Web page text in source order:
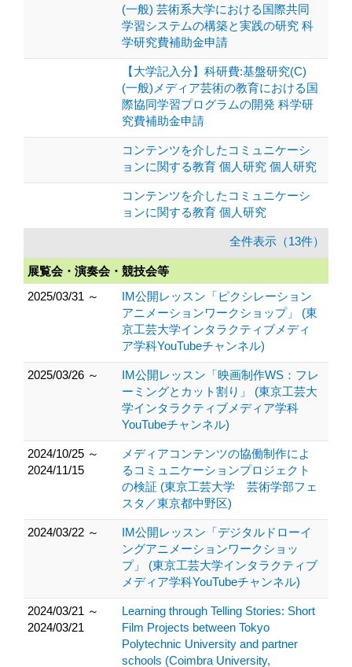
(一般) 芸術系大学における国際共同
学習システムの構築と実践の研究 科
学研究費補助金申請
【大学記入分】科研費:基盤研究(C)
(一般)メディア芸術の教育における国
際協同学習プログラムの開発 科学研
究費補助金申請
コンテンツを介したコミュニケーシ
ョンに関する教育 個人研究 個人研究
コンテンツを介したコミュニケーシ
ョンに関する教育 個人研究
全件表示（13件）
展覧会・演奏会・競技会等
2025/03/31 ～
IM公開レッスン「ピクシレーション
アニメーションワークショップ」 (東
京工芸大学インタラクティブメディ
ア学科YouTubeチャンネル)
2025/03/26 ～
IM公開レッスン「映画制作WS：フレ
ーミングとカット割り」 (東京工芸大
学インタラクティブメディア学科
YouTubeチャンネル)
2024/10/25 ～
2024/11/15
メディアコンテンツの協働制作によ
るコミュニケーションプロジェクト
の検証 (東京工芸大学 芸術学部フェ
スタ／東京都中野区)
2024/03/22 ～
IM公開レッスン「デジタルドローイ
ングアニメーションワークショッ
プ」 (東京工芸大学インタラクティブ
メディア学科YouTubeチャンネル)
2024/03/21 ～
2024/03/21
Learning through Telling Stories: Short
Film Projects between Tokyo
Polytechnic University and partner
schools (Coimbra University,